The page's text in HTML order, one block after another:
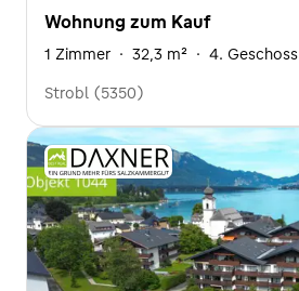
Wohnung zum Kauf
1 Zimmer · 32,3 m² · 4. Geschoss
Strobl (5350)